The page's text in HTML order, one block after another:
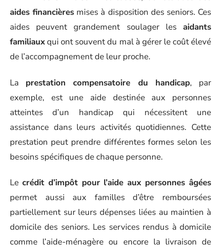
aides financières mises à disposition des seniors. Ces
aides peuvent grandement soulager les aidants
familiauxqui ont souvent du mal à gérer le coût élevé
de l’accompagnement de leur proche.
La prestation compensatoire du handicap, par
exemple, est une aide destinée aux personnes
atteintes d’un handicap qui nécessitent une
assistance dans leurs activités quotidiennes. Cette
prestation peut prendre différentes formes selon les
besoins spécifiques de chaque personne.
Le crédit d’impôt pour l’aide aux personnes âgées
permet aussi aux familles d’être remboursées
partiellement sur leurs dépenses liées au maintien à
domicile des seniors. Les services rendus à domicile
comme l’aide-ménagère ou encore la livraison de